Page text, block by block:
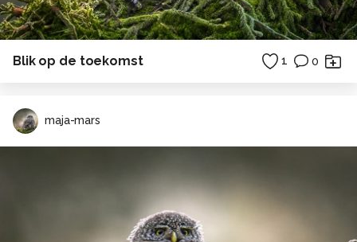
Blik op de toekomst 1 0
maja-mars